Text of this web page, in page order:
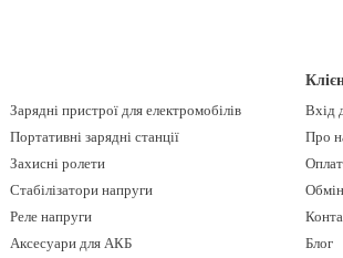
Зарядні пристрої для електромобілів
Портативні зарядні станції
Захисні ролети
Стабілізатори напруги
Реле напруги
Аксесуари для АКБ
Вхід
Про
Блог